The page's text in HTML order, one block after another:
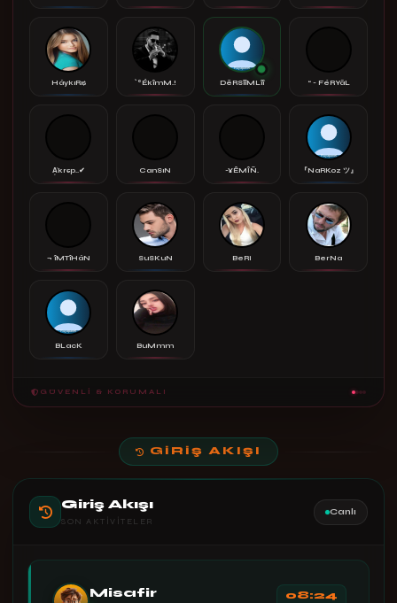
HáykıRı$ `°ÉkîmM.! DêRSîîMLîî “ - FéRYâL
A͕͐krєp..✔ CanSıN -¥ÊMÎÑ. 『NaRKoz ツ』
¬ îMTîHáN SuSKuN BeRi BerNa
BLacK BuMmm
GÜVENLI & KORUMALI
GIRIŞ AKIŞI
Giriş Akışı
SON AKTIVITELER
Canlı
Misafir 08:24